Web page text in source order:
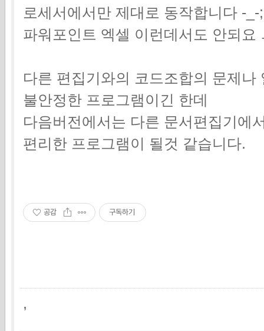
로세서에서만 제대로 동작합니다 -_-;
파워포인트 엑셀 이런데서도 안되요
다른 편집기와의 코드조합의 문제
불안정한 프로그램이긴 한데
다음버전에서는 다른 문서편집기에
편리한 프로그램이 될것 같습니다.
공감 구독하기
,